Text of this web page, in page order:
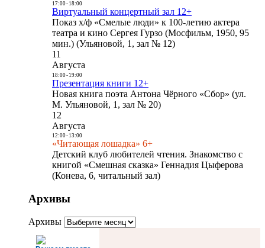
17:00- 18:00
Виртуальный концертный зал 12+
Показ х/ф «Смелые люди» к 100-летию актера
театра и кино Сергея Гурзо (Мосфильм, 1950, 95
мин.) (Ульяновой, 1, зал № 12)
11
Августа
18:00- 19:00
Презентация книги 12+
Новая книга поэта Антона Чёрного «Сбор» (ул.
М. Ульяновой, 1, зал № 20)
12
Августа
12:00- 13:00
«Читающая лошадка» 6+
Детский клуб любителей чтения. Знакомство с
книгой «Смешная сказка» Геннадия Цыферова
(Конева, 6, читальный зал)
Архивы
Архивы